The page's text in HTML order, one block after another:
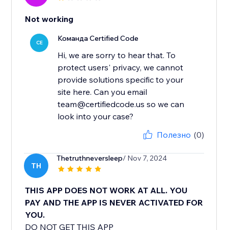
Not working
CE Команда Certified Code
Hi, we are sorry to hear that. To
protect users' privacy, we cannot
provide solutions specific to your
site here. Can you email
team@certifiedcode.us so we can
look into your case?
Полезно (0)
TH
Thetruthneversleep/ Nov 7, 2024
THIS APP DOES NOT WORK AT ALL. YOU
PAY AND THE APP IS NEVER ACTIVATED FOR
YOU.
DO NOT GET THIS APP